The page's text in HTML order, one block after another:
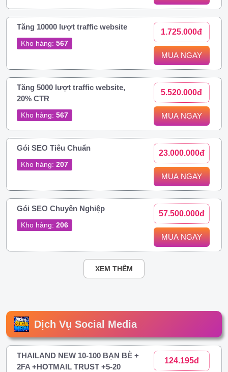
Tăng 10000 lượt traffic website
Kho hàng: 567
1.725.000đ
MUA NGAY
Tăng 5000 lượt traffic website,
20% CTR
Kho hàng: 567
5.520.000đ
MUA NGAY
Gói SEO Tiêu Chuẩn
Kho hàng: 207
23.000.000đ
MUA NGAY
Gói SEO Chuyên Nghiệp
Kho hàng: 206
57.500.000đ
MUA NGAY
XEM THÊM
Dịch Vụ Social Media
THAILAND NEW 10-100 BẠN BÈ +
2FA +HOTMAIL TRUST +5-20
124.195đ